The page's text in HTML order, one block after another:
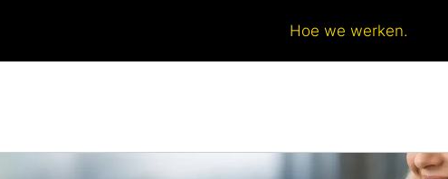
Hoe we werken.